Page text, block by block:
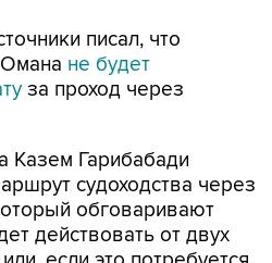
писал, что
не будет
за проход через
Гарибабади
судоходства через
обговаривают
действовать от двух